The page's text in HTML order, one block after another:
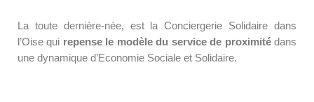
La toute dernière-née, est la Conciergerie Solidaire dans
l’Oise qui repense le modèle du service de proximitédans
une dynamique d’Economie Sociale et Solidaire.